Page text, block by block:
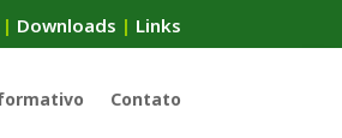
| Downloads | Links
Contato